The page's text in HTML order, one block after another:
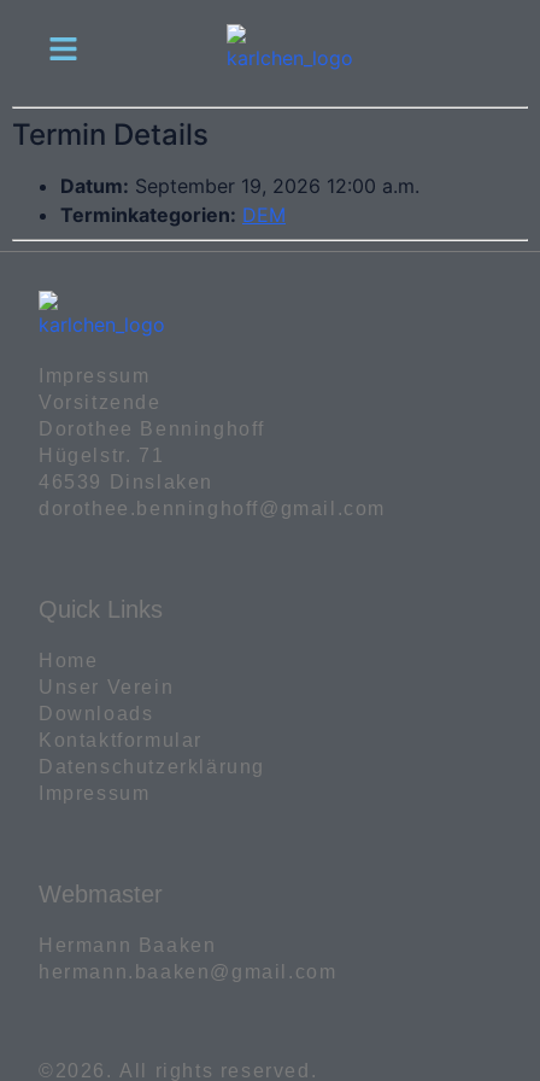
Termin Details
Datum: September 19, 2026 12:00 a.m.
Terminkategorien: DEM
Impressum
Vorsitzende
Dorothee Benninghoff
Hügelstr. 71
46539 Dinslaken
dorothee.benninghoff@gmail.com
Quick Links
Home
Unser Verein
Downloads
Kontaktformular
Datenschutzerklärung
Impressum
Webmaster
Hermann Baaken
hermann.baaken@gmail.com
©2026. All rights reserved.